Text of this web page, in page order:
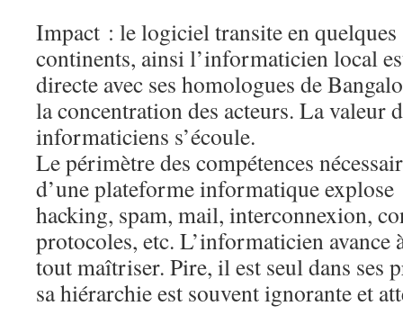
Impact : le logiciel transite en quelques
continents, ainsi l’informaticien local
directe avec ses homologues de
la concentration des acteurs. La valeur
informaticiens s’écoule.
Le périmètre des compétences
d’une plateforme informatique explose
hacking, spam, mail, interconnexion,
protocoles, etc. L’informaticien avance
tout maîtriser. Pire, il est seul dans ses
sa hiérarchie est souvent ignorante et